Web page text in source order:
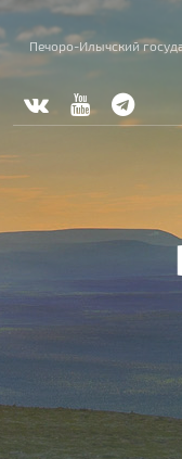
Печоро-Илычский